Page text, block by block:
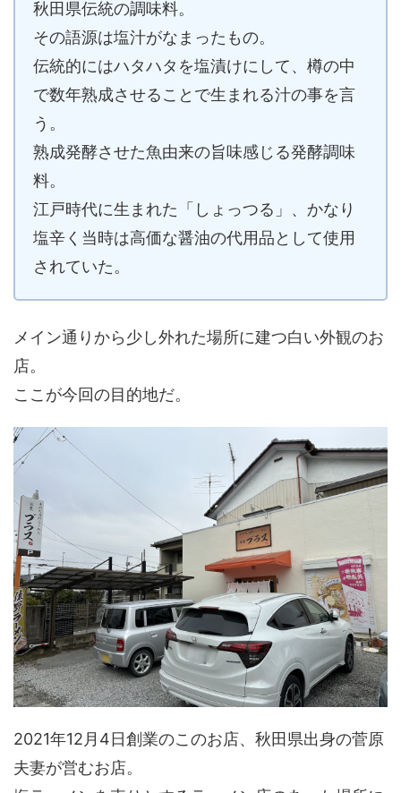
秋田県伝統の調味料。
その語源は塩汁がなまったもの。
伝統的にはハタハタを塩漬けにして、樽の中
で数年熟成させることで生まれる汁の事を言
う。
熟成発酵させた魚由来の旨味感じる発酵調味
料。
江戸時代に生まれた「しょっつる」、かなり
塩辛く当時は高価な醤油の代用品として使用
されていた。
メイン通りから少し外れた場所に建つ白い外観のお
店。
ここが今回の目的地だ。
2021年12月4日創業のこのお店、秋田県出身の菅原
夫妻が営むお店。